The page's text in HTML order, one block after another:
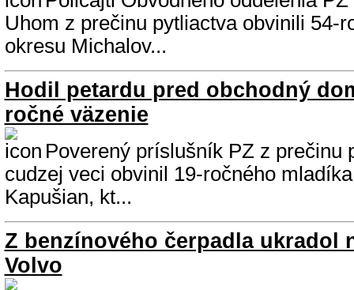
Uhom z prečinu pytliactva obvinili 54-
okresu Michalov...
Hodil petardu pred obchodný
ročné väzenie
Poverený príslušník PZ z prečinu
cudzej veci obvinil 19-ročného
Kapušian, kt...
Z benzínového čerpadla ukradol
Volvo